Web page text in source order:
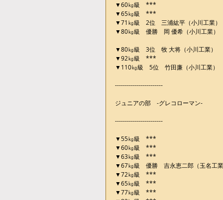
▼60㎏級　***
▼65㎏級　***
▼71㎏級　2位　三浦紘平（小川工業）
▼80㎏級　優勝　岡 優希（小川工業）
▼80㎏級　3位　牧 大将（小川工業）
▼92㎏級　***
▼110㎏級　5位　竹田廉（小川工業）
------------------------
ジュニアの部　-グレコローマン-
------------------------
▼55㎏級　***
▼60㎏級　***
▼63㎏級　***
▼67㎏級　優勝　吉永恵二郎（玉名工
▼72㎏級　***
▼65㎏級　***
▼77㎏級　***